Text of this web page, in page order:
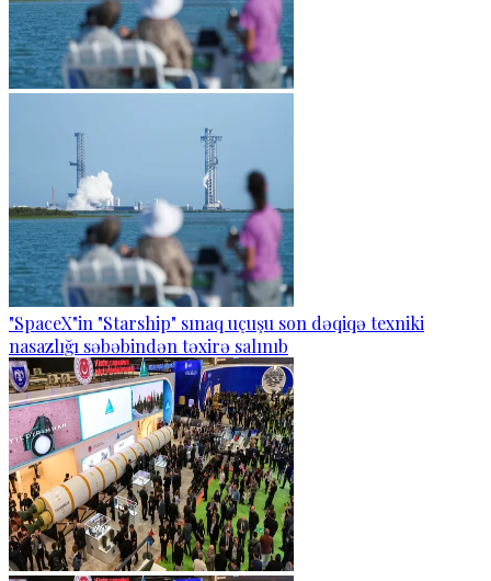
"SpaceX"in "Starship" sınaq uçuşu son dəqiqə texniki
nasazlığı səbəbindən təxirə salınıb